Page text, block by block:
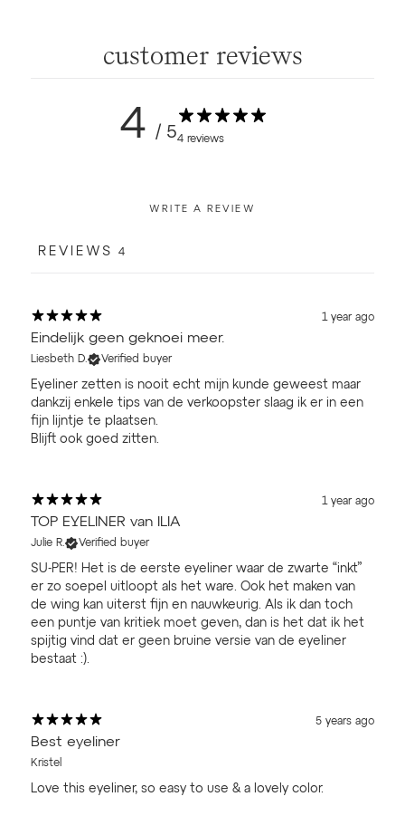
customer reviews
4 / 54 reviews
WRITE A REVIEW
REVIEWS 4
1 year ago
Eindelijk geen geknoei meer.
Liesbeth D. Verified buyer
Eyeliner zetten is nooit echt mijn kunde geweest maar
dankzij enkele tips van de verkoopster slaag ik er in een
fijn lijntje te plaatsen.
Blijft ook goed zitten.
1 year ago
TOP EYELINER van ILIA
Julie R. Verified buyer
SU-PER! Het is de eerste eyeliner waar de zwarte “inkt”
er zo soepel uitloopt als het ware. Ook het maken van
de wing kan uiterst fijn en nauwkeurig. Als ik dan toch
een puntje van kritiek moet geven, dan is het dat ik het
spijtig vind dat er geen bruine versie van de eyeliner
bestaat :).
5 years ago
Best eyeliner
Kristel
Love this eyeliner, so easy to use & a lovely color.